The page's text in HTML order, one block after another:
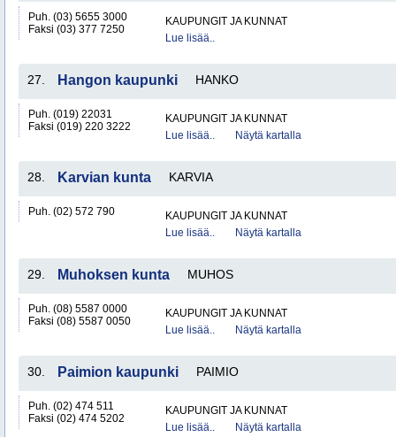
Puh. (03) 5655 3000
Faksi (03) 377 7250
KAUPUNGIT JA KUNNAT
Lue lisää..
27. Hangon kaupunki HANKO
Puh. (019) 22031
Faksi (019) 220 3222
KAUPUNGIT JA KUNNAT
Lue lisää..
Näytä kartalla
28. Karvian kunta KARVIA
Puh. (02) 572 790
KAUPUNGIT JA KUNNAT
Lue lisää..
Näytä kartalla
29. Muhoksen kunta MUHOS
Puh. (08) 5587 0000
Faksi (08) 5587 0050
KAUPUNGIT JA KUNNAT
Lue lisää..
Näytä kartalla
30. Paimion kaupunki PAIMIO
Puh. (02) 474 511
Faksi (02) 474 5202
KAUPUNGIT JA KUNNAT
Lue lisää..
Näytä kartalla